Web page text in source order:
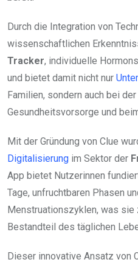
Durch die Integration von
wissenschaftlichen
Tracker, individuelle
und bietet damit nicht nur
Familien, sondern auch bei
Gesundheitsvorsorge und
Mit der Gründung von Clue
Digitalisierung im Sektor der
App bietet Nutzerinnen
Tage, unfruchtbaren Phasen
Menstruationszyklen, was sie
Bestandteil des täglichen
Dieser innovative Ansatz von